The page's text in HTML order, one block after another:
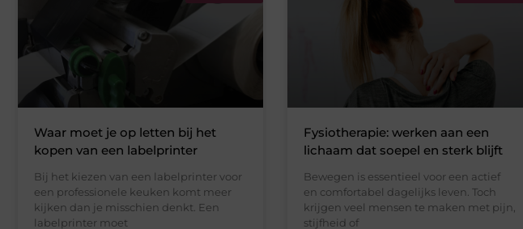
Waar moet je op letten bij het
kopen van een labelprinter
Bij het kiezen van een labelprinter voor
een professionele keuken komt meer
kijken dan je misschien denkt. Een
labelprinter moet
Fysiotherapie: werken aan een
lichaam dat soepel en sterk blijft
Bewegen is essentieel voor een actief
en comfortabel dagelijks leven. Toch
krijgen veel mensen te maken met pijn,
stijfheid of